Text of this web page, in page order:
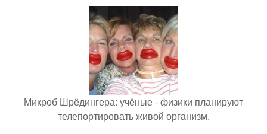
Микроб Шрёдингера: учёные - физики планируют
телепортировать живой организм.